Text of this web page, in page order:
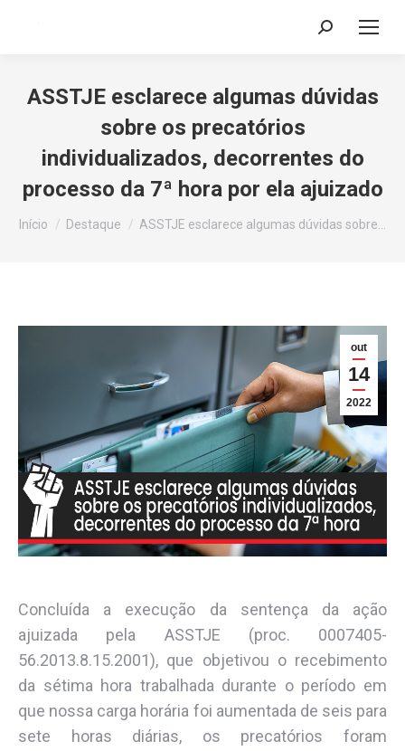
Search:
ASSTJE esclarece algumas dúvidas
sobre os precatórios
individualizados, decorrentes do
processo da 7ª hora por ela ajuizado
Você está aqui:
Início Destaque ASSTJE esclarece algumas dúvidas sobre…
out
14
2022
Concluída a execução da sentença da ação
ajuizada pela ASSTJE (proc. 0007405-
56.2013.8.15.2001), que objetivou o recebimento
da sétima hora trabalhada durante o período em
que nossa carga horária foi aumentada de seis para
sete horas diárias, os precatórios foram